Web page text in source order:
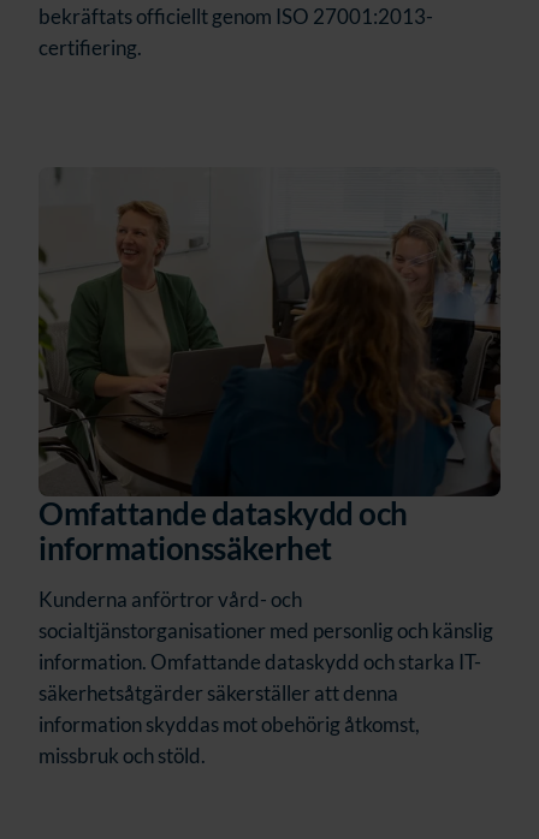
bekräftats officiellt genom ISO 27001:2013-
certifiering.
Omfattande dataskydd och
informationssäkerhet
Kunderna anförtror vård- och
socialtjänstorganisationer med personlig och känslig
information. Omfattande dataskydd och starka IT-
säkerhetsåtgärder säkerställer att denna
information skyddas mot obehörig åtkomst,
missbruk och stöld.